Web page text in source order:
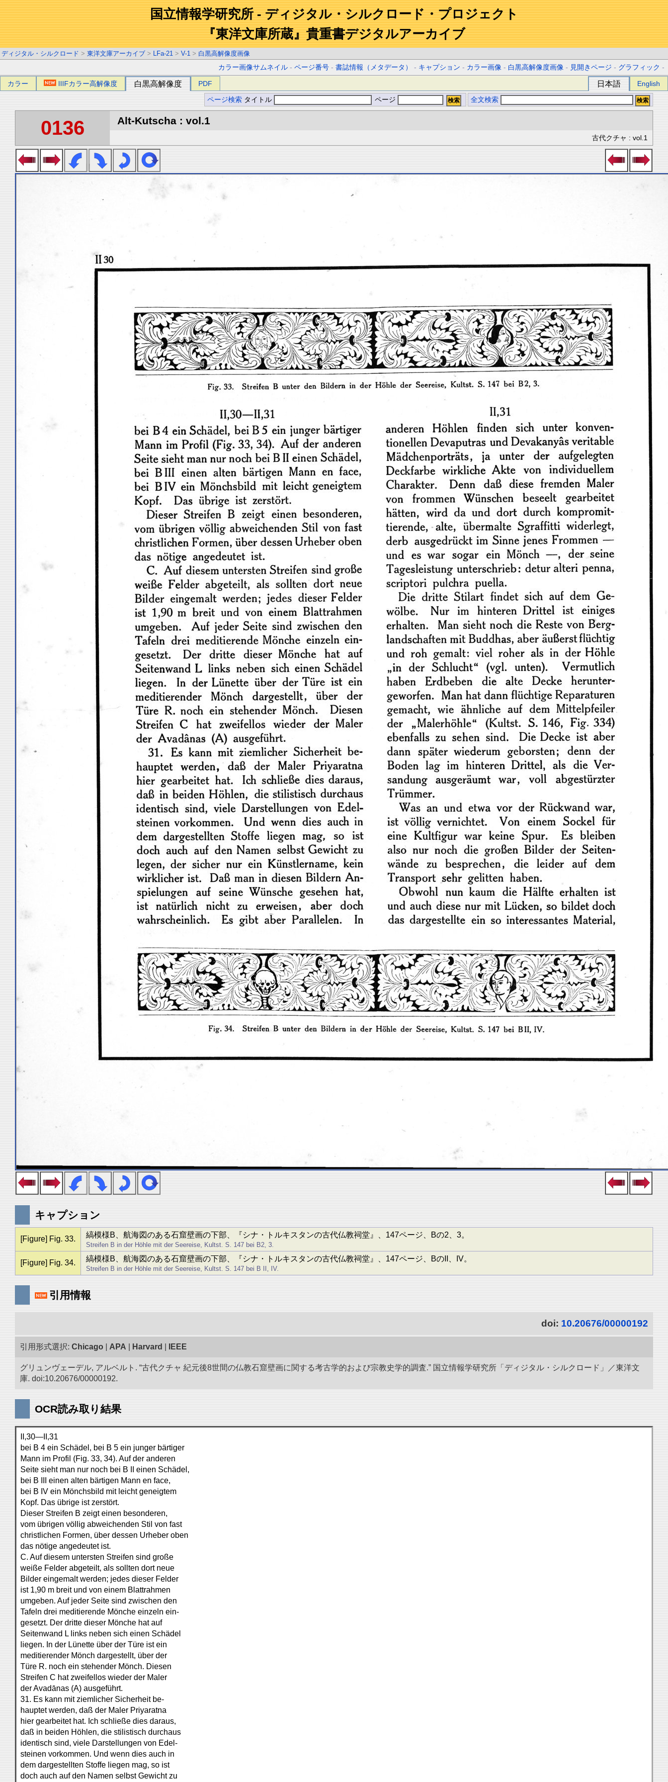
国立情報学研究所 - ディジタル・シルクロード・プロジェクト
『東洋文庫所蔵』貴重書デジタルアーカイブ
ディジタル・シルクロード > 東洋文庫アーカイブ > LFa-21 > V-1 > 白黒高解像度画像
カラー画像サムネイル -ページ番号 -書誌情報（メタデータ） - キャプション - カラー画像 - 白黒高解像度画像 - 見開きページ - グラフィック -
カラー IIIFカラー高解像度 白黒高解像度 PDF 日本語 English
ページ検索 タイトル ページ 全文検索
0136 Alt-Kutscha : vol.1
古代クチャ : vol.1
キャプション
[Figure] Fig. 33. 縞模様B、航海図のある石窟壁画の下部、『シナ・トルキスタンの古代仏教祠堂』、147ページ、Bの2、3。
Streifen B in der Höhle mit der Seereise, Kultst. S. 147 bei B2, 3.
[Figure] Fig. 34. 縞模様B、航海図のある石窟壁画の下部、『シナ・トルキスタンの古代仏教祠堂』、147ページ、BのII、IV。
Streifen B in der Höhle mit der Seereise, Kultst. S. 147 bei B II, IV.
引用情報
doi: 10.20676/00000192
引用形式選択: Chicago APA Harvard IEEE
グリュンヴェーデル, アルベルト. “古代クチャ 紀元後8世間の仏教石窟壁画に関する考古学的および宗教史学的調査.” 国立情報学研究所「ディジタル・シルクロード」／東洋文
庫. doi:10.20676/00000192.
OCR読み取り結果
II,30—II,31
bei B 4 ein Schädel, bei B 5 ein junger bärtiger
Mann im Profil (Fig. 33, 34). Auf der anderen
Seite sieht man nur noch bei B II einen Schädel,
bei B III einen alten bärtigen Mann en face,
bei B IV ein Mönchsbild mit leicht geneigtem
Kopf. Das übrige ist zerstört.
Dieser Streifen B zeigt einen besonderen,
vom übrigen völlig abweichenden Stil von fast
christlichen Formen, über dessen Urheber oben
das nötige angedeutet ist.
C. Auf diesem untersten Streifen sind große
weiße Felder abgeteilt, als sollten dort neue
Bilder eingemalt werden; jedes dieser Felder
ist 1,90 m breit und von einem Blattrahmen
umgeben. Auf jeder Seite sind zwischen den
Tafeln drei meditierende Mönche einzeln ein-
gesetzt. Der dritte dieser Mönche hat auf
Seitenwand L links neben sich einen Schädel
liegen. In der Lünette über der Türe ist ein
meditierender Mönch dargestellt, über der
Türe R. noch ein stehender Mönch. Diesen
Streifen C hat zweifellos wieder der Maler
der Avadānas (A) ausgeführt.
31. Es kann mit ziemlicher Sicherheit be-
hauptet werden, daß der Maler Priyaratna
hier gearbeitet hat. Ich schließe dies daraus,
daß in beiden Höhlen, die stilistisch durchaus
identisch sind, viele Darstellungen von Edel-
steinen vorkommen. Und wenn dies auch in
dem dargestellten Stoffe liegen mag, so ist
doch auch auf den Namen selbst Gewicht zu